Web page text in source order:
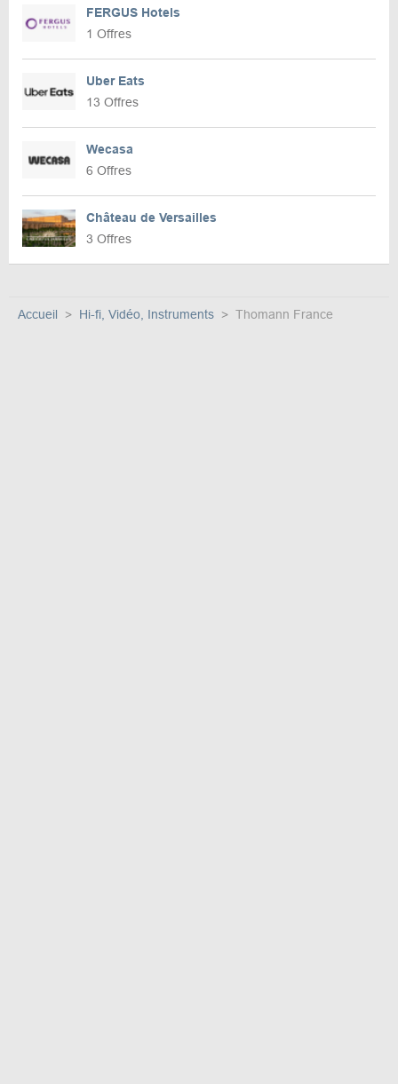
FERGUS Hotels
1 Offres
Uber Eats
13 Offres
Wecasa
6 Offres
Château de Versailles
3 Offres
Accueil Hi-fi, Vidéo, Instruments Thomann France